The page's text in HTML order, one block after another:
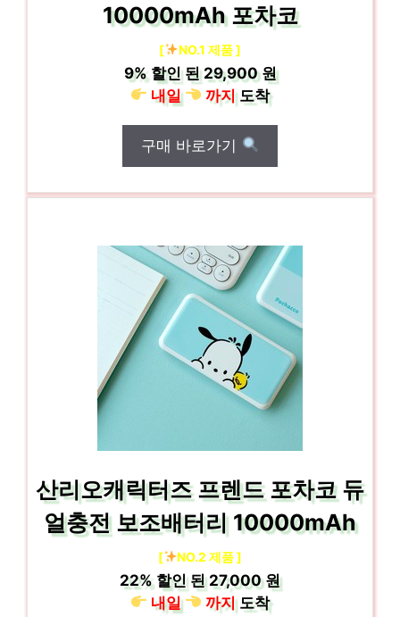
10000mAh 포차코
[ NO.1 제품 ]
9%할인 된29,900 원
내일
까지도착
구매 바로가기
산리오캐릭터즈 프렌드 포차코 듀
얼충전 보조배터리 10000mAh
[ NO.2 제품 ]
22% 할인 된27,000 원
내일
까지도착